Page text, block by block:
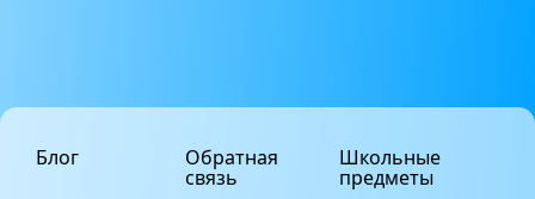
Блог Обратная
связь
Школьные
предметы